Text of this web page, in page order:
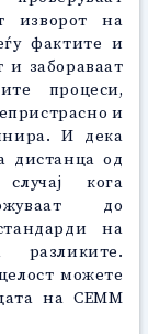
изворот на
фактите и
забораваат
процеси,
и
И дека
дистанца од
кога
до
на
можете
на СЕММ